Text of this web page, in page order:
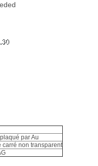
par Au
carré non transparent